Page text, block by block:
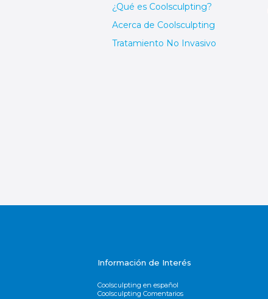
¿Qué es Coolsculpting?
Acerca de Coolsculpting
Tratamiento No Invasivo
Información de Interés
Coolsculpting en español
Coolsculpting Comentarios